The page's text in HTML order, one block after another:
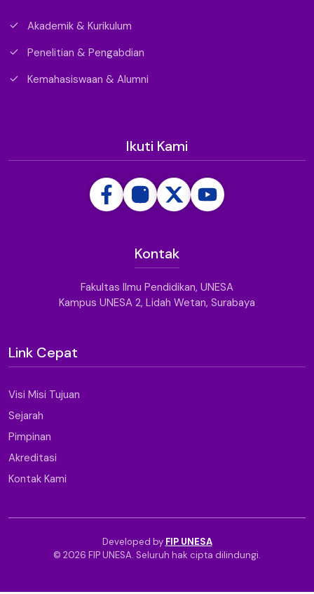
Akademik & Kurikulum
Penelitian & Pengabdian
Kemahasiswaan & Alumni
Ikuti Kami
Kontak
Fakultas Ilmu Pendidikan, UNESA
Kampus UNESA 2, Lidah Wetan, Surabaya
Link Cepat
Visi Misi Tujuan
Sejarah
Pimpinan
Akreditasi
Kontak Kami
© 2026 FIP UNESA. Seluruh hak cipta dilindungi.
Developed by FIP UNESA